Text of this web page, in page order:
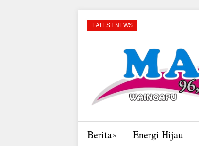
LATEST NEWS
Berita Energi Hijau